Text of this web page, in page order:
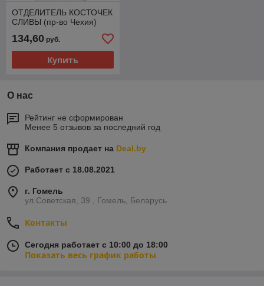
ОТДЕЛИТЕЛЬ КОСТОЧЕК
СЛИВЫ (пр-во Чехия)
134,60 руб.
Купить
О нас
Рейтинг не сформирован
Менее 5 отзывов за последний год
Компания продает на Deal.by
Работает с 18.08.2021
г. Гомель
ул.Советская, 39 , Гомель, Беларусь
Контакты
Сегодня работает с 10:00 до 18:00
Показать весь график работы